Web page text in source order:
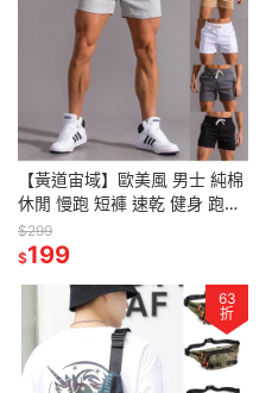
【黃道宙域】歐美風 男士 純棉
休閒 慢跑 短褲 速乾 健身 跑步
時尚 男 校園 籃球褲 透氣 速乾
運動褲 健身
$299
$199
63
折